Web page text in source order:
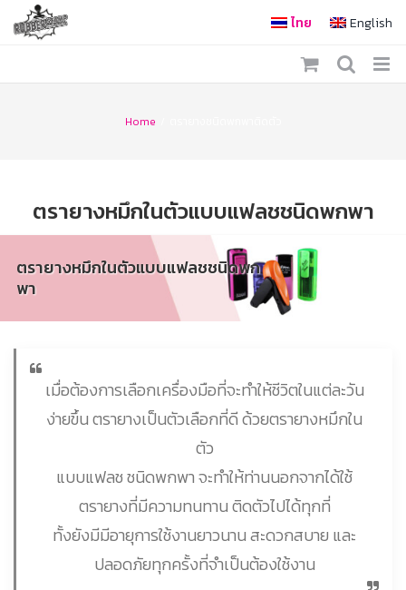
ไทย English
Home
ตรายางหมึกในตัวแบบแฟลชชนิดพกพา
ตรายางหมึกในตัวแบบแฟลชชนิดพก
พา
เมื่อต้องการเลือกเครื่องมือที่จะทำให้ชีวิตในแต่ละวัน
ง่ายขึ้น ตรายางเป็นตัวเลือกที่ดี ด้วยตรายางหมึกใน
ตัว
แบบแฟลช ชนิดพกพา จะทำให้ท่านนอกจากได้ใช้
ตรายางที่มีความทนทาน ติดตัวไปได้ทุกที่
ทั้งยังมีมีอายุการใช้งานยาวนาน สะดวกสบาย และ
ปลอดภัยทุกครั้งที่จำเป็นต้องใช้งาน